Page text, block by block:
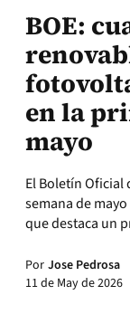
BOE:
en la
mayo
El Boletín Oficial
semana de
que destaca un
Por Jose Pedrosa
11 de May de 2026